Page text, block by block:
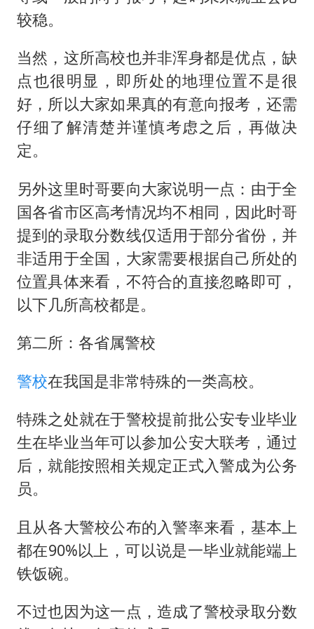
较稳。
当然，这所高校也并非浑身都是优点，缺
点也很明显，即所处的地理位置不是很
好，所以大家如果真的有意向报考，还需
仔细了解清楚并谨慎考虑之后，再做决
定。
另外这里时哥要向大家说明一点：由于全
国各省市区高考情况均不相同，因此时哥
提到的录取分数线仅适用于部分省份，并
非适用于全国，大家需要根据自己所处的
位置具体来看，不符合的直接忽略即可，
以下几所高校都是。
第二所：各省属警校
警校在我国是非常特殊的一类高校。
特殊之处就在于警校提前批公安专业毕业
生在毕业当年可以参加公安大联考，通过
后，就能按照相关规定正式入警成为公务
员。
且从各大警校公布的入警率来看，基本上
都在90%以上，可以说是一毕业就能端上
铁饭碗。
不过也因为这一点，造成了警校录取分数